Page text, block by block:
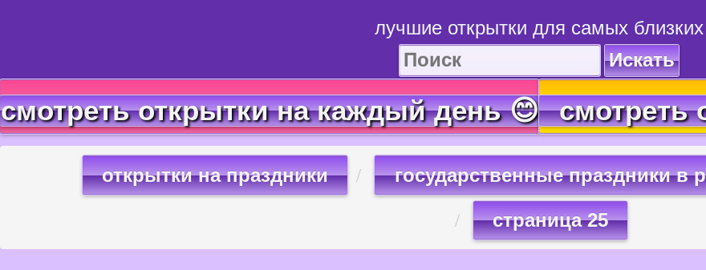
лучшие открытки для самых близких
Искать
смотреть открытки на каждый день 😊 смотреть
открытки на праздники государственные праздники в
страница 25